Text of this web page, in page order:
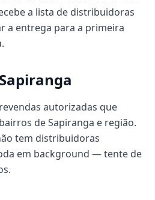
a lista de distribuidoras
a entrega para a primeira
autorizadas que
de Sapiranga e região.
tem distribuidoras
em background — tente de